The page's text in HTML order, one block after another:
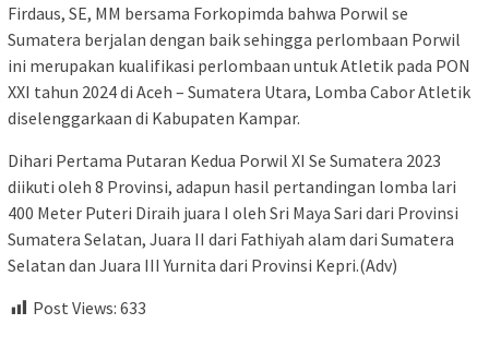
Firdaus, SE, MM bersama Forkopimda bahwa Porwil se
Sumatera berjalan dengan baik sehingga perlombaan Porwil
ini merupakan kualifikasi perlombaan untuk Atletik pada PON
XXI tahun 2024 di Aceh – Sumatera Utara, Lomba Cabor Atletik
diselenggarkaan di Kabupaten Kampar.
Dihari Pertama Putaran Kedua Porwil XI Se Sumatera 2023
diikuti oleh 8 Provinsi, adapun hasil pertandingan lomba lari
400 Meter Puteri Diraih juara I oleh Sri Maya Sari dari Provinsi
Sumatera Selatan, Juara II dari Fathiyah alam dari Sumatera
Selatan dan Juara III Yurnita dari Provinsi Kepri.(Adv)
Post Views: 633